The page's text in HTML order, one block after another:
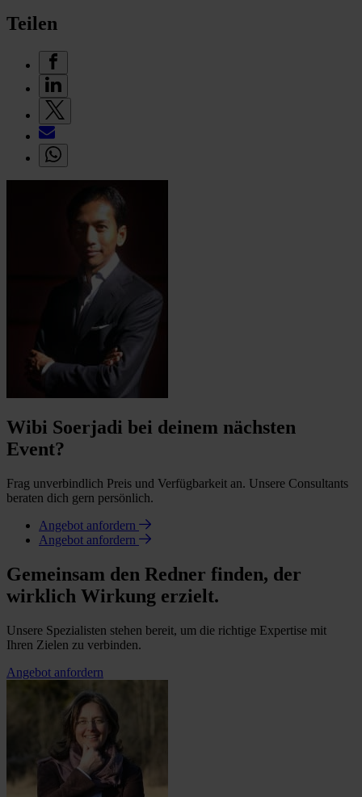
Teilen
Wibi Soerjadi bei deinem nächsten
Event?
Frag unverbindlich Preis und Verfügbarkeit an. Unsere Consultants
beraten dich gern persönlich.
Angebot anfordern
Angebot anfordern
Gemeinsam den Redner finden, der
wirklich Wirkung erzielt.
Unsere Spezialisten stehen bereit, um die richtige Expertise mit
Ihren Zielen zu verbinden.
Angebot anfordern